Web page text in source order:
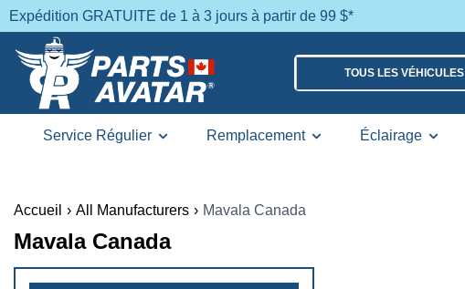
Expédition GRATUITE de 1 à 3 jours à partir de 99 $*
TOUS LES VÉHICULES
Service Régulier Remplacement Éclairage
Accueil › All Manufacturers › Mavala Canada
Mavala Canada